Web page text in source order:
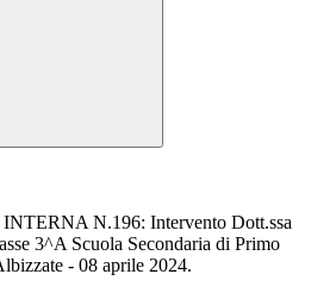
N.196: Intervento Dott.ssa
3^A Scuola Secondaria di Primo
- 08 aprile 2024.